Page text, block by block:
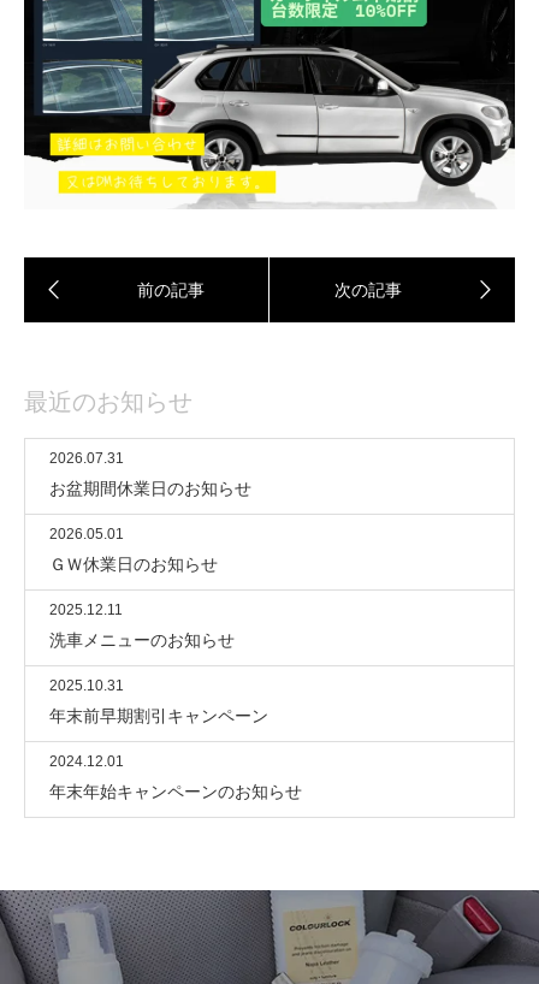
最近のお知らせ
2026.07.31
お盆期間休業日のお知らせ
2026.05.01
ＧＷ休業日のお知らせ
2025.12.11
洗車メニューのお知らせ
2025.10.31
年末前早期割引キャンペーン
2024.12.01
年末年始キャンペーンのお知らせ